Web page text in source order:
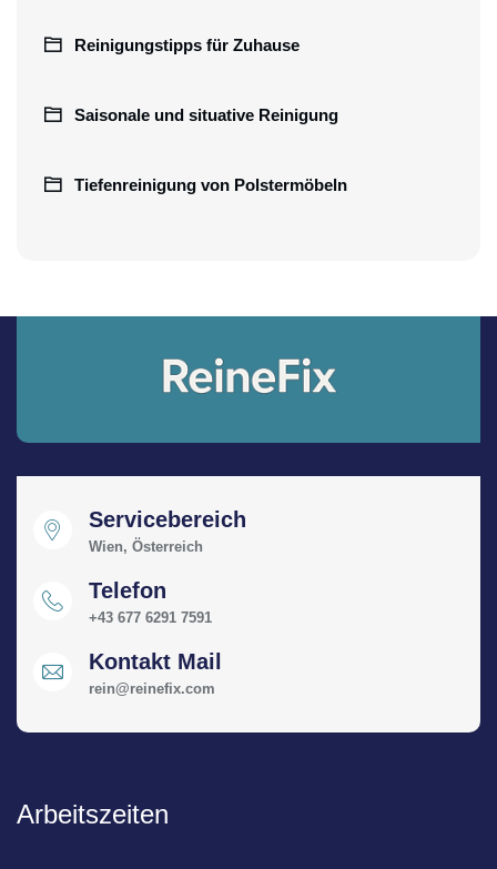
Reinigungstipps für Zuhause
Saisonale und situative Reinigung
Tiefenreinigung von Polstermöbeln
Servicebereich
Wien, Österreich
Telefon
+43 677 6291 7591
Kontakt Mail
rein@reinefix.com
Arbeitszeiten